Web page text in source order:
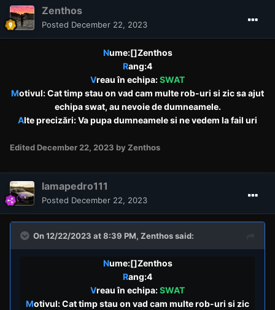
Zenthos
Posted December 22, 2023
Nume:[]Zenthos
Rang:4
Vreau în echipa:SWAT
Motivul: Cat timp stau on vad cam multe rob-uri si zic sa ajut
echipa swat, au nevoie de dumneamele.
Alte precizări: Va pupa dumneamele si ne vedem la fail uri
Edited December 22, 2023 by Zenthos
lamapedro111
Posted December 22, 2023
On 12/22/2023 at 8:39 PM,Zenthossaid:
Nume:[]Zenthos
Rang:4
Vreau în echipa:SWAT
Motivul: Cat timp stau on vad cam multe rob-uri si zic